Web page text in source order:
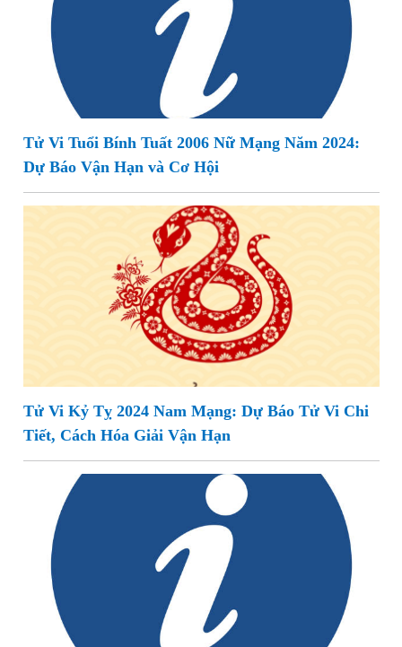
Tử Vi Tuổi Bính Tuất 2006 Nữ Mạng Năm 2024:
Dự Báo Vận Hạn và Cơ Hội
Tử Vi Kỷ Tỵ 2024 Nam Mạng: Dự Báo Tử Vi Chi
Tiết, Cách Hóa Giải Vận Hạn